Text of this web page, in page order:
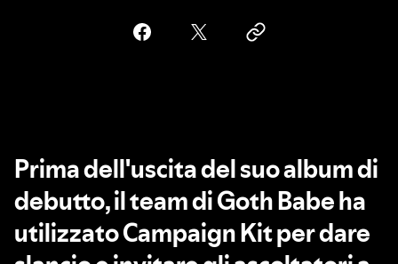
Prima dell'uscita del suo album di
debutto, il team di Goth Babe ha
utilizzato Campaign Kit per dare